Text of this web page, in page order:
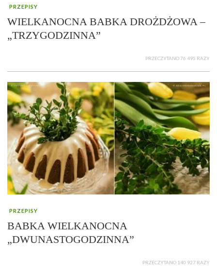
PRZEPISY
WIELKANOCNA BABKA DROŻDŻOWA –
„TRZYGODZINNA”
PRZECZYTANO 76 495 RAZY
PRZEPISY
BABKA WIELKANOCNA
„DWUNASTOGODZINNA”
PRZECZYTANO 140 927 RAZY